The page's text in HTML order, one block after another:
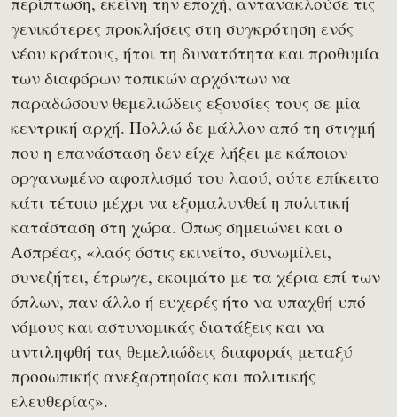
γενικότερες προκλήσεις στη συγκρότηση ενός
νέου κράτους, ήτοι τη δυνατότητα και προθυμία
των διαφόρων τοπικών αρχόντων να
παραδώσουν θεμελιώδεις εξουσίες τους σε μία
κεντρική αρχή. Πολλώ δε μάλλον από τη στιγμή
που η επανάσταση δεν είχε λήξει με κάποιον
οργανωμένο αφοπλισμό του λαού, ούτε επίκειτο
κάτι τέτοιο μέχρι να εξομαλυνθεί η πολιτική
κατάσταση στη χώρα. Όπως σημειώνει και ο
Ασπρέας, «λαός όστις εκινείτο, συνωμίλει,
συνεζήτει, έτρωγε, εκοιμάτο με τα χέρια επί των
όπλων, παν άλλο ή ευχερές ήτο να υπαχθή υπό
νόμους και αστυνομικάς διατάξεις και να
αντιληφθή τας θεμελιώδεις διαφοράς μεταξύ
προσωπικής ανεξαρτησίας και πολιτικής
ελευθερίας».